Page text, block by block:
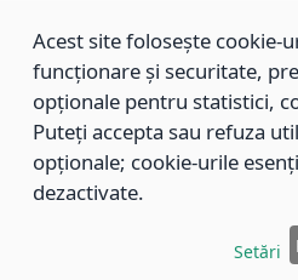
Copyright © 2002 - 2026 - PRIMĂRIA
rezervate.
Sitemap
Acest site folosește cookie-
funcționare și securitate,
opționale pentru statistici,
Puteți accepta sau refuza
opționale; cookie-urile
dezactivate.
Setări